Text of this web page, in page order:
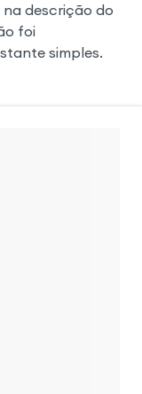
descrição do
foi
simples.